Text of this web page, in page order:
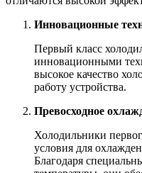
Инновационные
Первый класс
инновационными
высокое качество
работу устройства.
Превосходное
Холодильники
условия для
Благодаря